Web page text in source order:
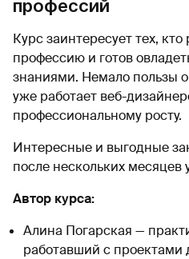
профессий
Курс заинтересует тех,
профессию и готов
знаниями. Немало пользы
уже работает веб-
профессиональному росту.
Интересные и выгодные
после нескольких месяцев
Автор курса:
Алина Погарская —
работавший с